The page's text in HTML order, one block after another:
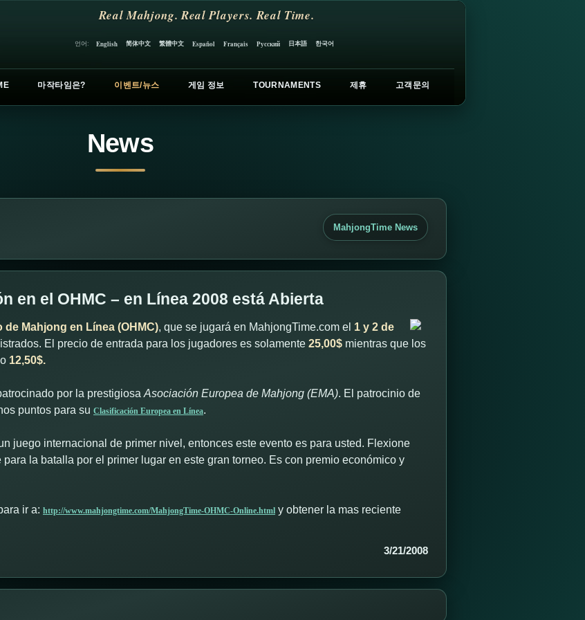
Real Mahjong. Real Players. Real Time.
언어: English 简体中文 繁體中文 Español Français Русский 日本語 한국어
마작타임은? 이벤트/뉴스 게임 정보 TOURNAMENTS 제휴 고객문의
News
MahjongTime News
en el OHMC – en Línea 2008 está Abierta
Mahjong en Línea (OHMC), que se jugará en MahjongTime.com el 1 y 2 de
El precio de entrada para los jugadores es solamente 25,00$ mientras que los
12,50$.
por la prestigiosa Asociación Europea de Mahjong (EMA). El patrocinio de
puntos para su Clasificación Europea en Línea.
juego internacional de primer nivel, entonces este evento es para usted. Flexione
la batalla por el primer lugar en este gran torneo. Es con premio económico y
ir a: http://www.mahjongtime.com/MahjongTime-OHMC-Online.html y obtener la mas reciente
3/21/2008